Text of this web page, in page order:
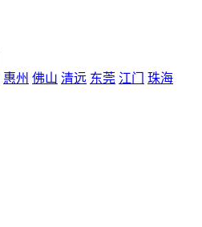
惠州 佛山 清远 东莞 江门 珠海